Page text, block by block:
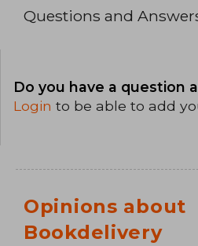
Questions and
Do you have a question
Login to be able to add
Opinions about
Bookdelivery